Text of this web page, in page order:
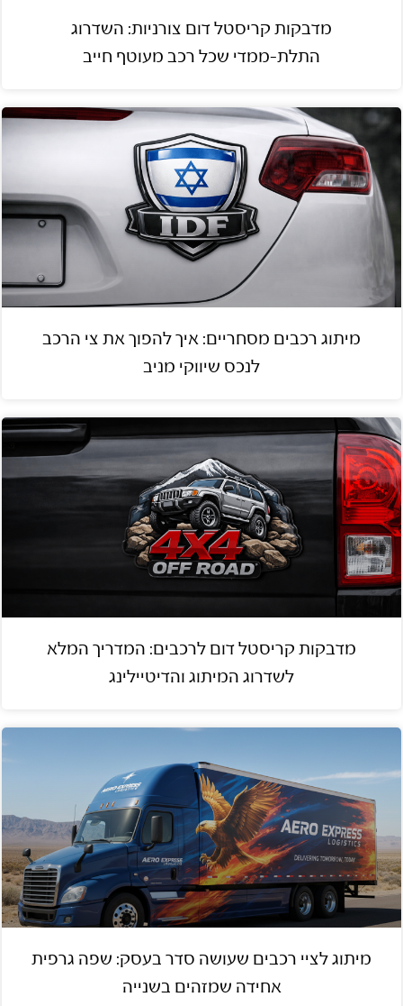
מדבקות קריסטל דום צורניות: השדרוג
התלת-ממדי שכל רכב מעוטף חייב
מיתוג רכבים מסחריים: איך להפוך את צי הרכב
לנכס שיווקי מניב
מדבקות קריסטל דום לרכבים: המדריך המלא
לשדרוג המיתוג והדיטיילינג
מיתוג לציי רכבים שעושה סדר בעסק: שפה גרפית
אחידה שמזהים בשנייה